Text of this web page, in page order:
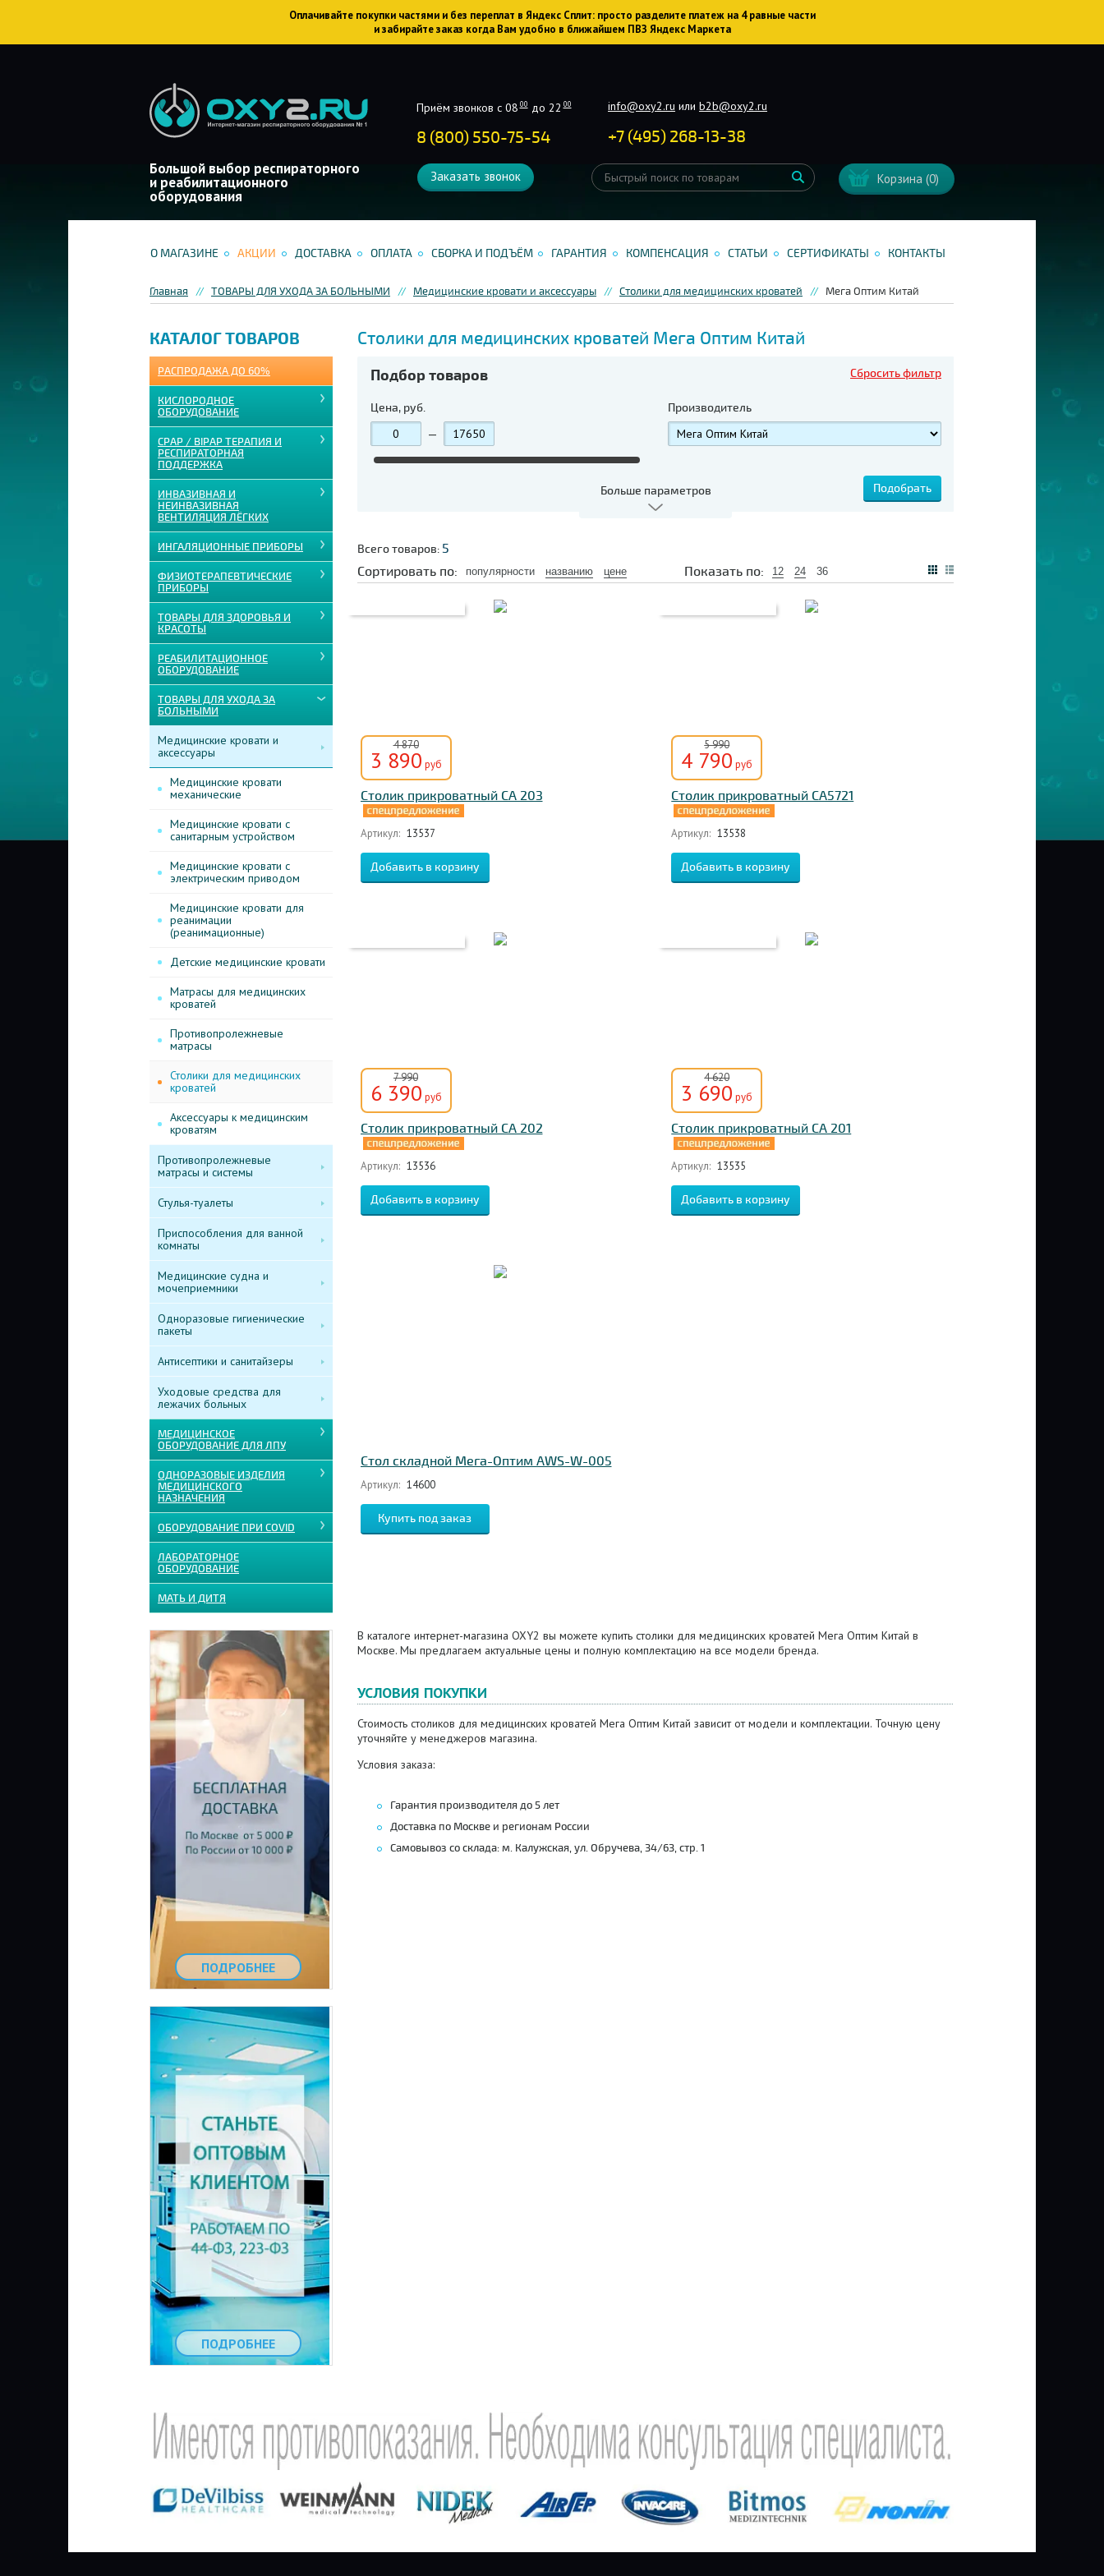
Оплачивайте покупки частями и без переплат в Яндекс Сплит: просто разделите платеж на 4 равные части
и забирайте заказ когда Вам удобно в ближайшем ПВЗ Яндекс Маркета
Большой выбор респираторного
и реабилитационного
оборудования
Приём звонков с 08 00до 22 00
8 (800) 550-75-54
info@oxy2.ru илиb2b@oxy2.ru
+7 (495) 268-13-38
Заказать звонок Корзина(0)
О МАГАЗИНЕ АКЦИИ ДОСТАВКА ОПЛАТА СБОРКА И ПОДЪЁМ ГАРАНТИЯ КОМПЕНСАЦИЯ СТАТЬИ СЕРТИФИКАТЫ КОНТАКТЫ
Главная ТОВАРЫ ДЛЯ УХОДА ЗА БОЛЬНЫМИ Медицинские кровати и аксессуары Столики для медицинских кроватей Мега Оптим Китай
КАТАЛОГ ТОВАРОВ
РАСПРОДАЖА ДО 60%
КИСЛОРОДНОЕ
ОБОРУДОВАНИЕ
CPAP / BIPAP ТЕРАПИЯ И
РЕСПИРАТОРНАЯ
ПОДДЕРЖКА
ИНВАЗИВНАЯ И
НЕИНВАЗИВНАЯ
ВЕНТИЛЯЦИЯ ЛЁГКИХ
ИНГАЛЯЦИОННЫЕ ПРИБОРЫ
ФИЗИОТЕРАПЕВТИЧЕСКИЕ
ПРИБОРЫ
ТОВАРЫ ДЛЯ ЗДОРОВЬЯ И
КРАСОТЫ
РЕАБИЛИТАЦИОННОЕ
ОБОРУДОВАНИЕ
ТОВАРЫ ДЛЯ УХОДА ЗА
БОЛЬНЫМИ
Медицинские кровати и
аксессуары
Медицинские кровати
механические
Медицинские кровати с
санитарным устройством
Медицинские кровати с
электрическим приводом
Медицинские кровати для
реанимации
(реанимационные)
Детские медицинские кровати
Матрасы для медицинских
кроватей
Противопролежневые
матрасы
Столики для медицинских
кроватей
Аксессуары к медицинским
кроватям
Противопролежневые
матрасы и системы
Стулья-туалеты
Приспособления для ванной
комнаты
Медицинские судна и
мочеприемники
Одноразовые гигиенические
пакеты
Антисептики и санитайзеры
Уходовые средства для
лежачих больных
МЕДИЦИНСКОЕ
ОБОРУДОВАНИЕ ДЛЯ ЛПУ
ОДНОРАЗОВЫЕ ИЗДЕЛИЯ
МЕДИЦИНСКОГО
НАЗНАЧЕНИЯ
ОБОРУДОВАНИЕ ПРИ COVID
ЛАБОРАТОРНОЕ
ОБОРУДОВАНИЕ
МАТЬ И ДИТЯ
ПОДРОБНЕЕ
ПОДРОБНЕЕ
Столики для медицинских кроватей Мега Оптим Китай
Подбор товаров Сбросить фильтр
Цена, руб.
—
Производитель
Больше параметров
Всего товаров:5
Сортировать по:
популярности названию цене Показать по: 12 24 36
4 870
3 890 руб
Столик прикроватный CA 203
Артикул: 13537
5 990
4 790 руб
Столик прикроватный CA5721
Артикул: 13538
7 990
6 390 руб
Столик прикроватный CA 202
Артикул: 13536
4 620
3 690 руб
Столик прикроватный CA 201
Артикул: 13535
Стол складной Мега-Оптим AWS-W-005
Артикул: 14600
В каталоге интернет-магазина OXY2 вы можете купить столики для медицинских кроватей Мега Оптим Китай в
Москве. Мы предлагаем актуальные цены и полную комплектацию на все модели бренда.
УСЛОВИЯ ПОКУПКИ
Стоимость столиков для медицинских кроватей Мега Оптим Китай зависит от модели и комплектации. Точную цену
уточняйте у менеджеров магазина.
Условия заказа:
Гарантия производителя до 5 лет
Доставка по Москве и регионам России
Самовывоз со склада: м. Калужская, ул. Обручева, 34/63, стр. 1